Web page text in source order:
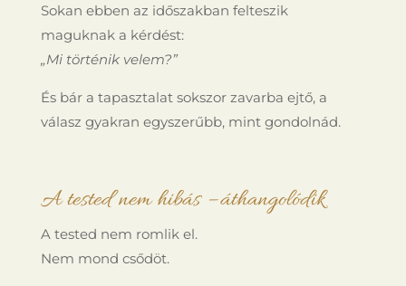
Sokan ebben az időszakban felteszik
maguknak a kérdést:
„Mi történik velem?”
És bár a tapasztalat sokszor zavarba ejtő, a
válasz gyakran egyszerűbb, mint gondolnád.
A tested nem hibás – áthangolódik
A tested nem romlik el.
Nem mond csődöt.